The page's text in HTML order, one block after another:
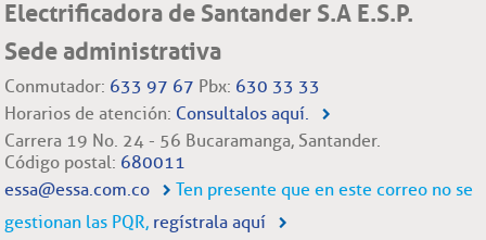
Electrificadora de Santander S.A E.S.P.
Sede administrativa
Conmutador: 633 97 67 Pbx: 630 33 33
Horarios de atención: Consultalos aquí.
Carrera 19 No. 24 - 56 Bucaramanga, Santander.
Código postal: 680011
essa@essa.com.co
Ten presente que en este correo no se
gestionan las PQR, regístrala aquí